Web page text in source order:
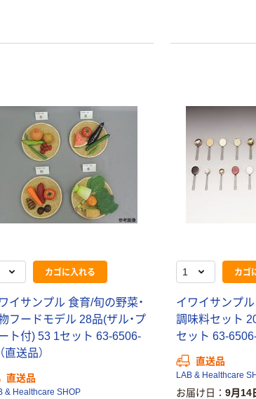
カゴに入れる
イサンプル 食育/旬の野菜・
フードモデル 28品(ザル・プ
ト付) 53 1セット 63-6506-
直送品）
直送品
& Healthcare SHOP
カゴ
イワイサンプ
調味料セット
セット 63-6506-
直送品
LAB & Healthcare
お届け日 9月14
イレットペー
ー シングル
ｍ 再生紙
6ロール
サイクル100
あり FSC認
455~ （税込）
ター 500ml
ャップシール
10本
込）
パータオル
100％ 200
PEFC認証
オリジナル
G バルクタイプ
指定医薬部外品
（税込）
本気プライス
モカ 200組 5個
アスクル オリジ
PEFC認証
￥428~ （税込）
オリジナル
【アスクル限定】
ファーストレイ
ト ニトリルグ
￥698~ （税込）